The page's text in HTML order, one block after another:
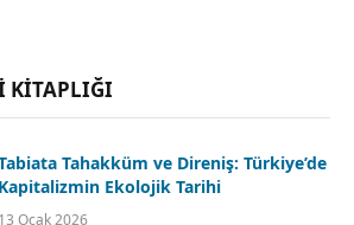
KİTAPLIĞI
Tahakküm ve Direniş: Türkiye’de
Kapitalizmin Ekolojik Tarihi
13 Ocak 2026